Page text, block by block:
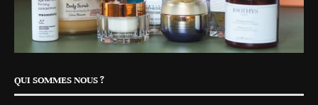
QUI SOMMES NOUS ?